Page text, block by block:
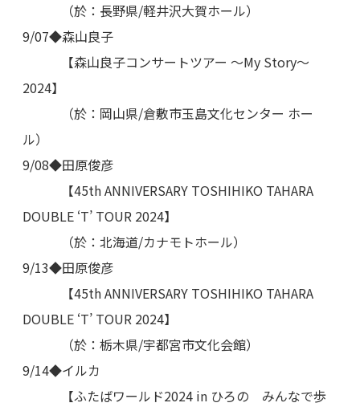
（於：長野県/軽井沢大賀ホール）
9/07◆森山良子
【森山良子コンサートツアー ～My Story～
2024】
（於：岡山県/倉敷市玉島文化センター ホー
ル）
9/08◆田原俊彦
【45th ANNIVERSARY TOSHIHIKO TAHARA
DOUBLE ‘T’ TOUR 2024】
（於：北海道/カナモトホール）
9/13◆田原俊彦
【45th ANNIVERSARY TOSHIHIKO TAHARA
DOUBLE ‘T’ TOUR 2024】
（於：栃木県/宇都宮市文化会館）
9/14◆イルカ
【ふたばワールド2024 in ひろの みんなで歩